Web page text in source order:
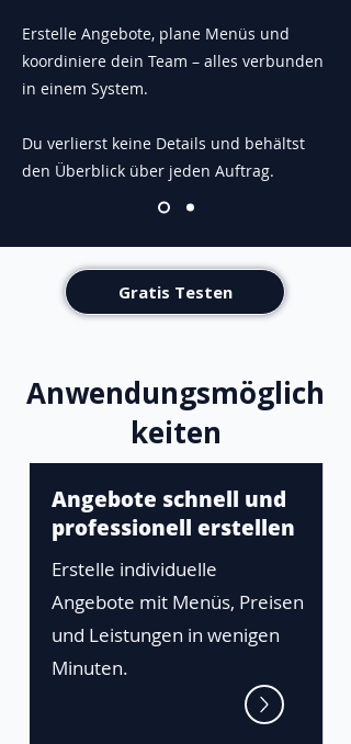
Erstelle Angebote, plane Menüs und
koordiniere dein Team – alles verbunden
in einem System.
Du verlierst keine Details und behältst
den Überblick über jeden Auftrag.
Gratis Testen
Anwendungsmöglich
keiten
Angebote schnell und
professionell erstellen
Erstelle individuelle
Angebote mit Menüs, Preisen
und Leistungen in wenigen
Minuten.